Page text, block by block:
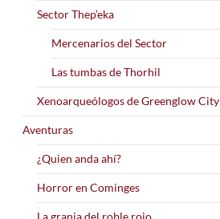
Sector Thep’eka
Mercenarios del Sector
Las tumbas de Thorhil
Xenoarqueólogos de Greenglow City
Aventuras
¿Quien anda ahí?
Horror en Cominges